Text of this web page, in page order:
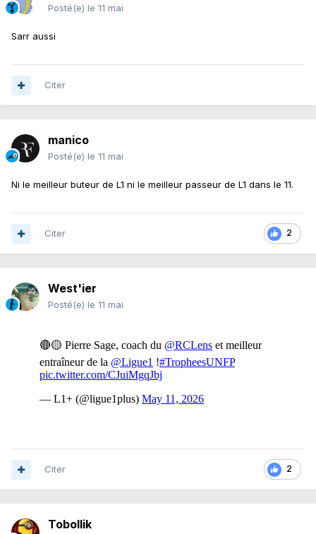
Posté(e) le 11 mai
Sarr aussi
Citer
manico
Posté(e) le 11 mai
Ni le meilleur buteur de L1 ni le meilleur passeur de L1 dans le 11.
2
Citer
West'ier
Posté(e) le 11 mai
2
Citer
Tobollik